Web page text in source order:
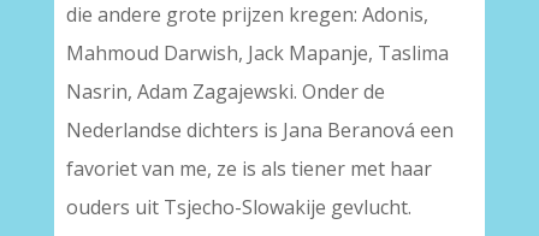
die andere grote prijzen kregen: Adonis,
Mahmoud Darwish, Jack Mapanje, Taslima
Nasrin, Adam Zagajewski. Onder de
Nederlandse dichters is Jana Beranová een
favoriet van me, ze is als tiener met haar
ouders uit Tsjecho-Slowakije gevlucht.